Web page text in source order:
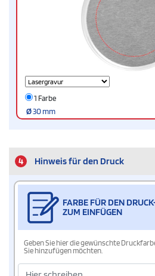
1 Farbe
Ø30 mm
4 Hinweis für den Druck
FARBE FÜR DEN
ZUM EINFÜGEN
Geben Sie hier die gewünschte
Sie hinzufügen möchten.